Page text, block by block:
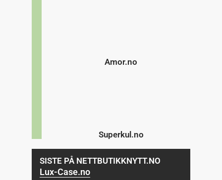
Amor.no
Superkul.no
SISTE PÅ NETTBUTIKKNYTT.NO
Lux-Case.no